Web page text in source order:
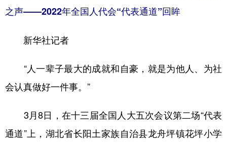
之声——2022年全国人代会“代表通道”回眸
新华社记者
“人一辈子最大的成就和自豪，就是为他人、为社
会认真做好一件事。”
3月8日，在十三届全国人大五次会议第二场“代表
通道”上，湖北省长阳土家族自治县龙舟坪镇花坪小学